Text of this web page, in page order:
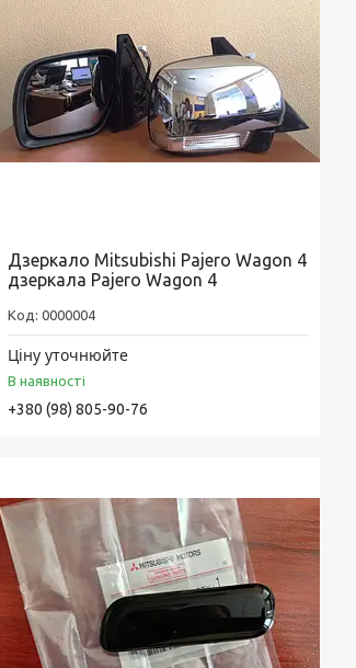
Дзеркало Mitsubishi Pajero Wagon 4
дзеркала Pajero Wagon 4
0000004
Ціну уточнюйте
В наявності
+380 (98) 805-90-76